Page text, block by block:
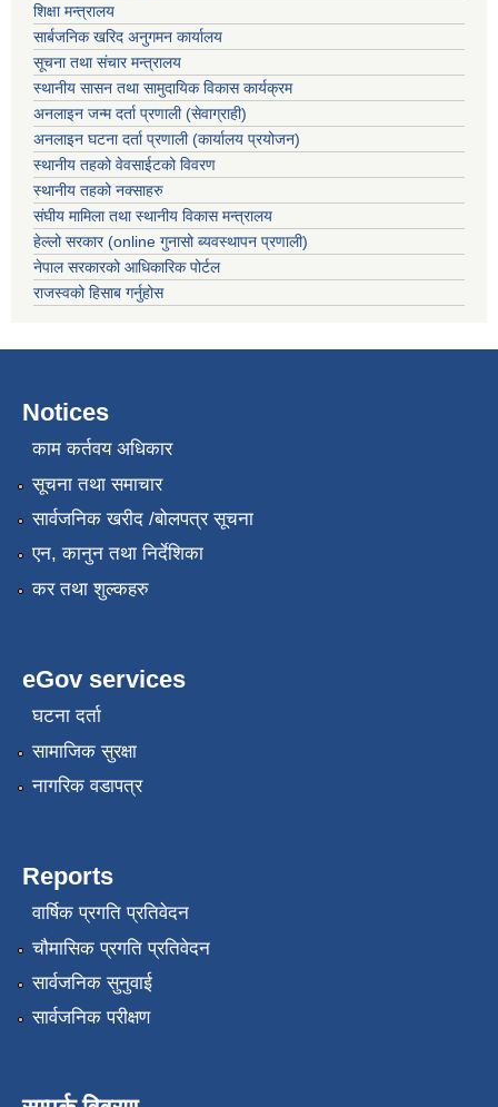
शिक्षा मन्त्रालय
सार्बजनिक खरिद अनुगमन कार्यालय
सूचना तथा संचार मन्त्रालय
स्थानीय सासन तथा सामुदायिक विकास कार्यक्रम
अनलाइन जन्म दर्ता प्रणाली (सेवाग्राही)
अनलाइन घटना दर्ता प्रणाली (कार्यालय प्रयोजन)
स्थानीय तहको वेवसाईटको विवरण
स्थानीय तहको नक्साहरु
संघीय मामिला तथा स्थानीय विकास मन्त्रालय
हेल्लो सरकार (online गुनासो ब्यवस्थापन प्रणाली)
नेपाल सरकारको आधिकारिक पोर्टल
राजस्वको हिसाब गर्नुहोस
Notices
काम कर्तवय अधिकार
सूचना तथा समाचार
सार्वजनिक खरीद /बोलपत्र सूचना
एन, कानुन तथा निर्देशिका
कर तथा शुल्कहरु
eGov services
घटना दर्ता
सामाजिक सुरक्षा
नागरिक वडापत्र
Reports
वार्षिक प्रगति प्रतिवेदन
चौमासिक प्रगति प्रतिवेदन
सार्वजनिक सुनुवाई
सार्वजनिक परीक्षण